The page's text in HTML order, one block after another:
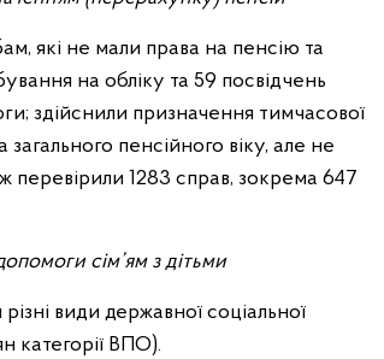
які не мали права на пенсію та
на обліку та 59 посвідчень
здійснили призначення тимчасової
пенсійного віку, але не
перевірили 1283 справ, зокрема 647
сім’ям з дітьми
види державної соціальної
категорії ВПО).